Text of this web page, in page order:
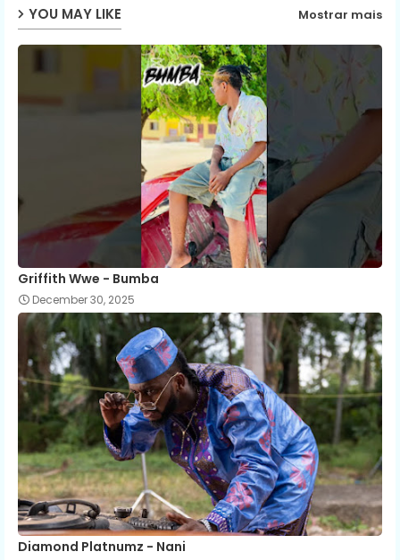
YOU MAY LIKE Mostrar mais
Griffith Wwe - Bumba
December 30, 2025
Diamond Platnumz - Nani